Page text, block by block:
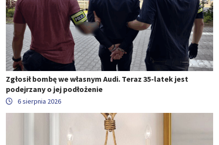
Zgłosił bombę we własnym Audi. Teraz 35-latek jest
podejrzany o jej podłożenie
6 sierpnia 2026